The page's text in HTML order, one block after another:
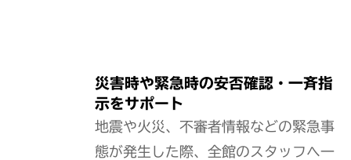
災害時や緊急時の安否確認・一斉指
示をサポート
地震や火災、不審者情報などの緊急事
態が発生した際、全館のスタッフへ一